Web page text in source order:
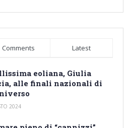
Comments Latest
eoliana, Giulia
alle finali nazionali di
2024